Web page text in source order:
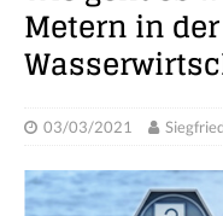
Metern in
03/03/2021